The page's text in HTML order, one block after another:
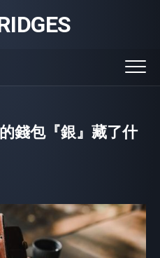
錢包『銀』藏了什